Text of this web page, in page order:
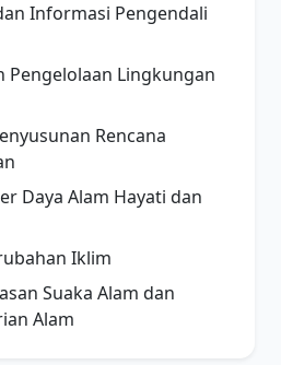
Informasi Pengendali
Pengelolaan Lingkungan
Rencana
Daya Alam Hayati dan
Iklim
Suaka Alam dan
Alam